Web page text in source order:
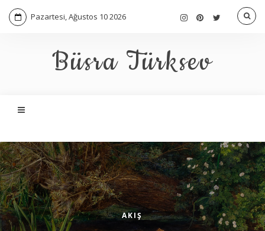
Pazartesi, Ağustos 10 2026
Büsra Türksev
AKIŞ